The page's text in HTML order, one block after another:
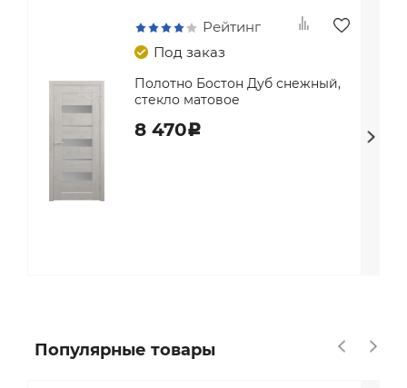
Рейтинг
Под заказ
Полотно Бостон Дуб снежный,
стекло матовое
8 470c
Популярные товары